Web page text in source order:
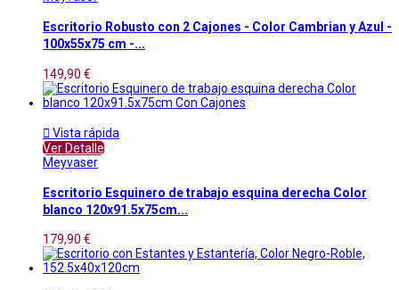
Escritorio Robusto con 2 Cajones - Color Cambrian y Azul -
100x55x75 cm -...
149,90 €
 Vista rápida
Ver Detalle
Meyvaser
Escritorio Esquinero de trabajo esquina derecha Color
blanco 120x91.5x75cm...
179,90 €